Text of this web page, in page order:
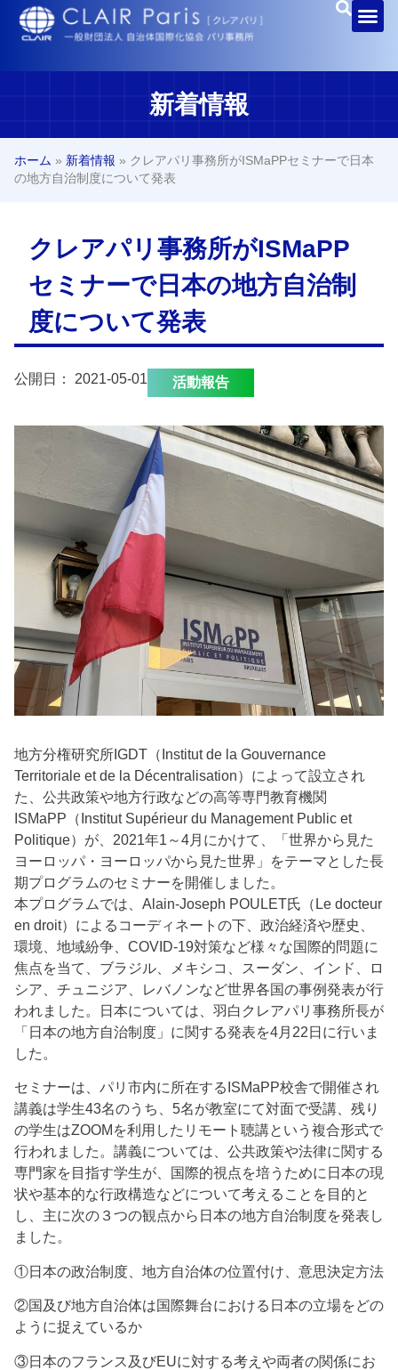
新着情報
ホーム » 新着情報 » クレアパリ事務所がISMaPPセミナーで日本
の地方自治制度について発表
クレアパリ事務所がISMaPP
セミナーで日本の地方自治制
度について発表
公開日： 2021-05-01 活動報告
地方分権研究所IGDT（Institut de la Gouvernance
Territoriale et de la Décentralisation）によって設立され
た、公共政策や地方行政などの高等専門教育機関
ISMaPP（Institut Supérieur du Management Public et
Politique）が、2021年1～4月にかけて、「世界から見た
ヨーロッパ・ヨーロッパから見た世界」をテーマとした長
期プログラムのセミナーを開催しました。
本プログラムでは、Alain-Joseph POULET氏（Le docteur
en droit）によるコーディネートの下、政治経済や歴史、
環境、地域紛争、COVID-19対策など様々な国際的問題に
焦点を当て、ブラジル、メキシコ、スーダン、インド、ロ
シア、チュニジア、レバノンなど世界各国の事例発表が行
われました。日本については、羽白クレアパリ事務所長が
「日本の地方自治制度」に関する発表を4月22日に行いま
した。
セミナーは、パリ市内に所在するISMaPP校舎で開催され
講義は学生43名のうち、5名が教室にて対面で受講、残り
の学生はZOOMを利用したリモート聴講という複合形式で
行われました。講義については、公共政策や法律に関する
専門家を目指す学生が、国際的視点を培うために日本の現
状や基本的な行政構造などについて考えることを目的と
し、主に次の３つの観点から日本の地方自治制度を発表し
ました。
①日本の政治制度、地方自治体の位置付け、意思決定方法
②国及び地方自治体は国際舞台における日本の立場をどの
ように捉えているか
③日本のフランス及びEUに対する考えや両者の関係にお